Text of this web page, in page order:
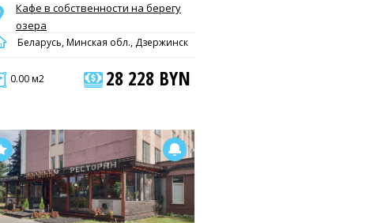
Кафе в собственности на берегу
озера
Беларусь, Минская обл., Дзержинск
0.00 м2 28 228 BYN